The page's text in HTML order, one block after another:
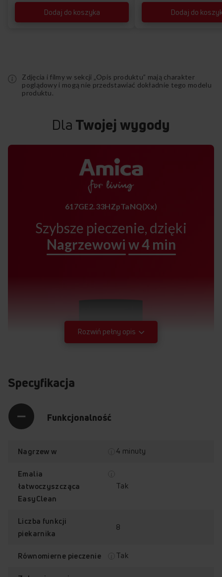
Dodaj do koszyka Dodaj do
Zdjęcia i filmy w sekcji „Opis produktu” mają charakter
poglądowy i mogą nie przedstawiać dokładnie tego modelu
produktu.
Dla Twojej wygody
617GE2.33HZpTaNQ(Xx)
Szybsze pieczenie, dzięki
Nagrzewowi w 4 min
Nagrzew w 4 min
Rozwiń pełny opis
Specyfikacja
Funkcjonalność
Nagrzew w 4 minuty
Emalia
łatwoczyszcząca
EasyClean
Tak
Liczba funkcji
piekarnika
8
Równomierne pieczenie Tak